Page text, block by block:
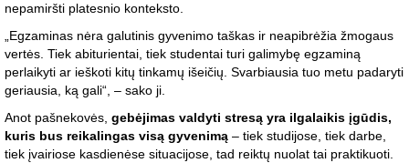
nepamiršti platesnio konteksto.
„Egzaminas nėra galutinis gyvenimo taškas ir neapibrėžia žmogaus
vertės. Tiek abiturientai, tiek studentai turi galimybę egzaminą
perlaikyti ar ieškoti kitų tinkamų išeičių. Svarbiausia tuo metu padaryti
geriausia, ką gali“, – sako ji.
Anot pašnekovės, gebėjimas valdyti stresą yra ilgalaikis įgūdis,
kuris bus reikalingas visą gyvenimą – tiek studijose, tiek darbe,
tiek įvairiose kasdienėse situacijose, tad reiktų nuolat tai praktikuoti.